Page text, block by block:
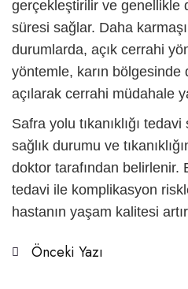
gerçekleştirilir ve genellikle
süresi sağlar. Daha
durumlarda, açık cerrahi
yöntemle, karın bölgesinde
açılarak cerrahi müdahale
Safra yolu tıkanıklığı tedavi
sağlık durumu ve
doktor tarafından belirlenir.
tedavi ile komplikasyon
hastanın yaşam kalitesi
Önceki Yazı